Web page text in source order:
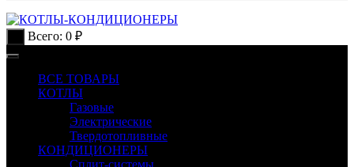
Всего: 0 ₽
ВСЕ ТОВАРЫ
КОТЛЫ
Газовые
Электрические
Твердотопливные
КОНДИЦИОНЕРЫ
Сплит-системы